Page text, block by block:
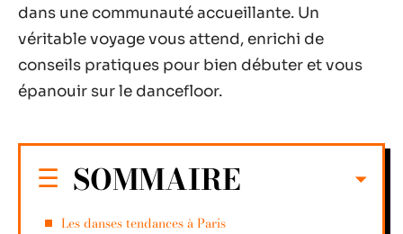
dans une communauté accueillante. Un
véritable voyage vous attend, enrichi de
conseils pratiques pour bien débuter et vous
épanouir sur le dancefloor.
SOMMAIRE
Les danses tendances à Paris